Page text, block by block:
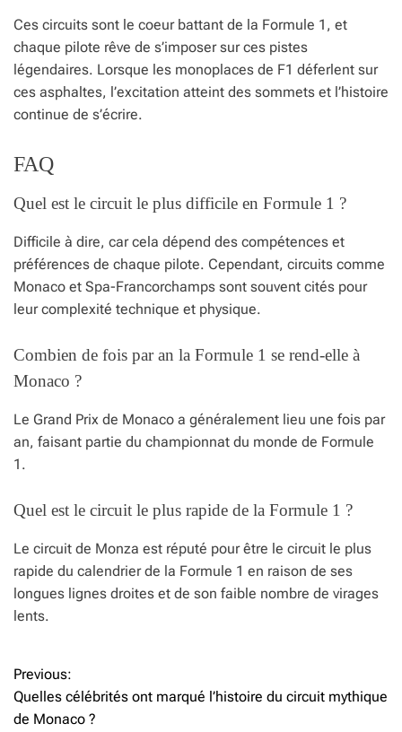
Ces circuits sont le coeur battant de la Formule 1, et
chaque pilote rêve de s’imposer sur ces pistes
légendaires. Lorsque les monoplaces de F1 déferlent sur
ces asphaltes, l’excitation atteint des sommets et l’histoire
continue de s’écrire.
FAQ
Quel est le circuit le plus difficile en Formule 1 ?
Difficile à dire, car cela dépend des compétences et
préférences de chaque pilote. Cependant, circuits comme
Monaco et Spa-Francorchamps sont souvent cités pour
leur complexité technique et physique.
Combien de fois par an la Formule 1 se rend-elle à
Monaco ?
Le Grand Prix de Monaco a généralement lieu une fois par
an, faisant partie du championnat du monde de Formule
1.
Quel est le circuit le plus rapide de la Formule 1 ?
Le circuit de Monza est réputé pour être le circuit le plus
rapide du calendrier de la Formule 1 en raison de ses
longues lignes droites et de son faible nombre de virages
lents.
N
a
Previous:
Quelles célébrités ont marqué l’histoire du circuit mythique
de Monaco ?